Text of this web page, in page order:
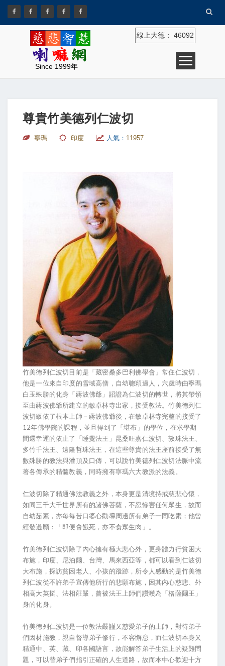
Since 1999年
線上大德： 46092
尊貴竹美德列仁波切
寧瑪 印度 人氣： 11957
竹美德列仁波切目前是「藏密桑多巴利佛學會」常住仁波切，
他是一位來自印度的雪域高僧，自幼聰穎過人，六歲時由寧瑪
白玉殊勝的化身「蔣波佛爺」詔證為仁波切的轉世，將其帶領
至由蔣波佛爺所建立的敏卓林寺出家，接受教法。竹美德列仁
波切皈依了根本上師－蔣波佛爺後，在敏卓林寺完整的接受了
12年佛學院的課程，並且得到了「堪布」的學位，在求學期
間還幸運的依止了「睡覺法王」昆桑旺嘉仁波切、敦珠法王、
多竹千法王、遠隆哲珠法王，在這些尊貴的法王座前接受了無
數殊勝的教法與灌頂及口傳，可以說竹美德列仁波切法脈中流
著各傳承的精髓教義，同時擁有寧瑪六大教派的法義。
仁波切除了精通佛法教義之外，本身更是清境持戒慈悲心懷，
如同三千大千世界所有的諸佛菩薩，不忍慘害任何眾生，故而
自幼茹素，亦每每苦口婆心勸導周邊所有弟子一同吃素；他曾
經發過願：「即便會餓死，亦不食眾生肉」。
竹美德列仁波切除了內心擁有極大悲心外，更身體力行貧困大
布施，印度、尼泊爾、台灣、馬來西亞等，都可以看到仁波切
大布施，探訪貧困老人、小孩的蹤跡，所令人感動的是竹美德
列仁波從不許弟子宣傳他所行的悲願布施，因其內心慈悲、外
相高大英挺、法相莊嚴，曾被法王上師們讚嘆為「格薩爾王」
身的化身。
竹美德列仁波切是一位教法嚴謹又慈愛弟子的上師，對待弟子
們因材施教，親自督導弟子修行，不容懈怠，而仁波切本身又
精通中、英、藏、印各國語言，故能解答弟子生活上的疑難問
題，可以替弟子們指引正確的人生道路，故而本中心歡迎十方